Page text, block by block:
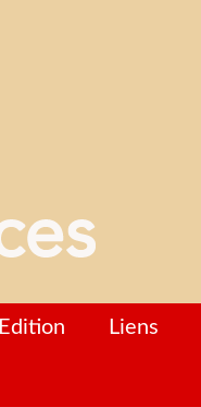
Edition Liens